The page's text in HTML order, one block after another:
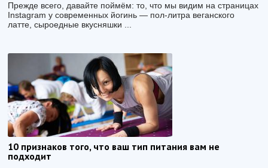
Прежде всего, давайте поймём: то, что мы видим на страницах
Instagram у современных йогинь — пол-литра веганского
латте, сыроедные вкусняшки ...
10 признаков того, что ваш тип питания вам не
подходит